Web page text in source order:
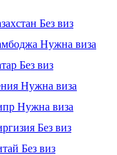
Без виз
Нужна виза
Без виз
Нужна виза
Нужна виза
Без виз
Без виз